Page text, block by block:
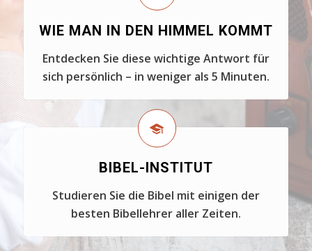
WIE MAN IN DEN HIMMEL KOMMT
Entdecken Sie diese wichtige Antwort für
sich persönlich – in weniger als 5 Minuten.
BIBEL-INSTITUT
Studieren Sie die Bibel mit einigen der
besten Bibellehrer aller Zeiten.